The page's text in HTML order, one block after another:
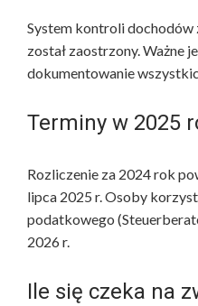
System kontroli dochodów
został zaostrzony. Ważne
dokumentowanie
Terminy w 2025
Rozliczenie za 2024 rok
lipca 2025 r. Osoby
podatkowego
2026 r.
Ile się czeka na